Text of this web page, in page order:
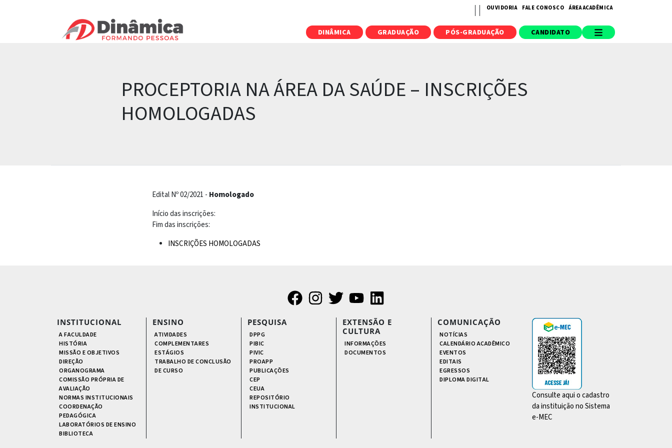
OUVIDORIA FALE CONOSCO ÁREA ACADÊMICA
DINÂMICA GRADUAÇÃO PÓS-GRADUAÇÃO CANDIDATO
PROCEPTORIA NA ÁREA DA SAÚDE – INSCRIÇÕES
HOMOLOGADAS
Edital Nº 02/2021 - Homologado
Início das inscrições:
Fim das inscrições:
INSCRIÇÕES HOMOLOGADAS
INSTITUCIONAL
A FACULDADE
HISTÓRIA
MISSÃO E OBJETIVOS
DIREÇÃO
ORGANOGRAMA
COMISSÃO PRÓPRIA DE
AVALIAÇÃO
NORMAS INSTITUCIONAIS
COORDENAÇÃO
PEDAGÓGICA
LABORATÓRIOS DE ENSINO
BIBLIOTECA
ENSINO
ATIVIDADES
COMPLEMENTARES
ESTÁGIOS
TRABALHO DE CONCLUSÃO
DE CURSO
PESQUISA
DPPG
PIBIC
PIVIC
PROAPP
PUBLICAÇÕES
CEP
CEUA
REPOSITÓRIO
INSTITUCIONAL
EXTENSÃO E
CULTURA
INFORMAÇÕES
DOCUMENTOS
COMUNICAÇÃO
NOTÍCIAS
CALENDÁRIO ACADÊMICO
EVENTOS
EDITAIS
EGRESSOS
DIPLOMA DIGITAL
Consulte aqui o cadastro
da instituição no Sistema
e-MEC